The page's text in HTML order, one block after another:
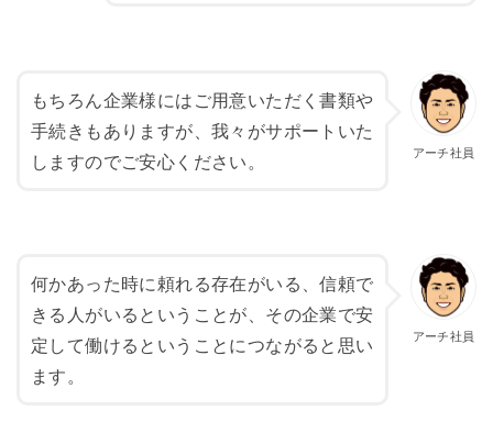
もちろん企業様にはご用意いただく書類や
手続きもありますが、我々がサポートいた
しますのでご安心ください。
何かあった時に頼れる存在がいる、信頼で
きる人がいるということが、その企業で安
定して働けるということにつながると思い
ます。